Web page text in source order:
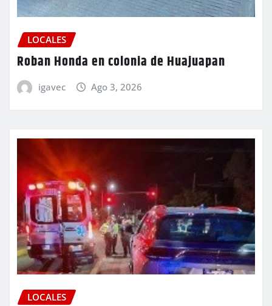
LOCALES
Roban Honda en colonia de Huajuapan
igavec Ago 3, 2026
LOCALES